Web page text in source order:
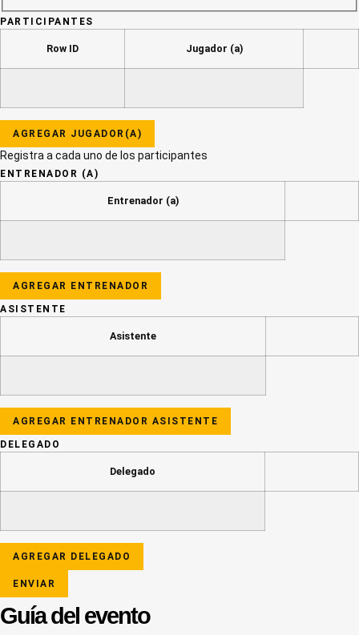
PARTICIPANTES
Row ID Jugador (a)
AGREGAR JUGADOR(A)
Registra a cada uno de los participantes
ENTRENADOR (A)
Entrenador (a)
AGREGAR ENTRENADOR
ASISTENTE
Asistente
AGREGAR ENTRENADOR ASISTENTE
DELEGADO
Delegado
AGREGAR DELEGADO
Guía del evento